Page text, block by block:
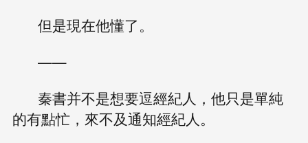
但是現在他懂了。
——
秦書并不是想要逗經紀人，他只是單純
的有點忙，來不及通知經紀人。